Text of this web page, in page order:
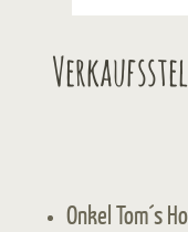
Onkel Tom´s